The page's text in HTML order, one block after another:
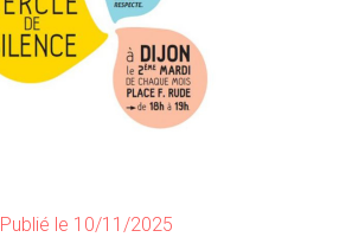
Publié le 10/11/2025